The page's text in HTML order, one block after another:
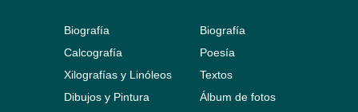
Biografía
Calcografía
Xilografías y Linóleos
Dibujos y Pintura
Biografía
Poesía
Textos
Álbum de fotos